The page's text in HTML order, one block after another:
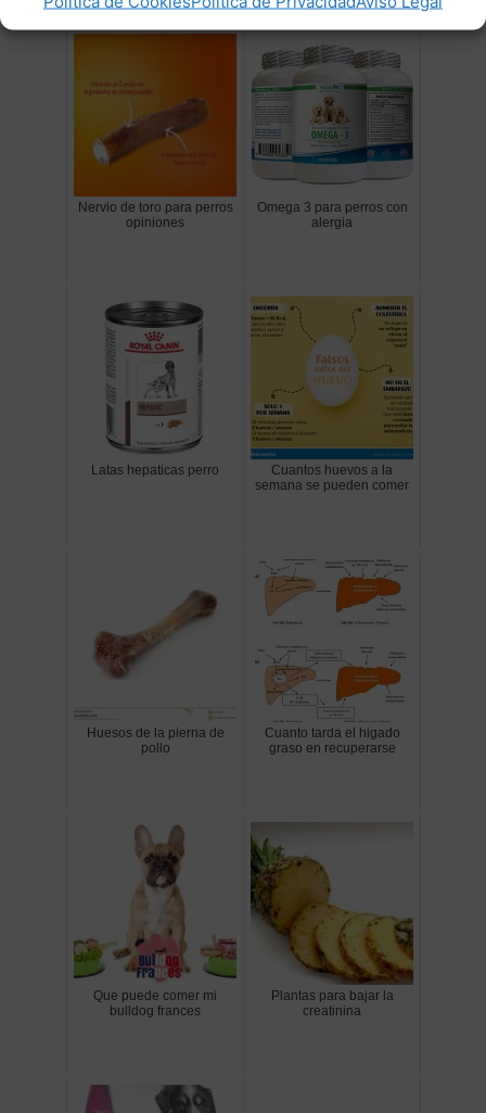
Nervio de toro para perros
opiniones
Omega 3 para perros con
alergia
Latas hepaticas perro
Cuantos huevos a la
semana se pueden comer
Huesos de la pierna de
pollo
Cuanto tarda el higado
graso en recuperarse
Que puede comer mi
bulldog frances
Plantas para bajar la
creatinina